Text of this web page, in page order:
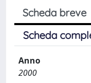
Scheda breve
Scheda
Anno
2000